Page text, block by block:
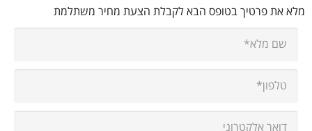
מלא את פרטיך בטופס הבא לקבלת הצעת מחיר משתלמת